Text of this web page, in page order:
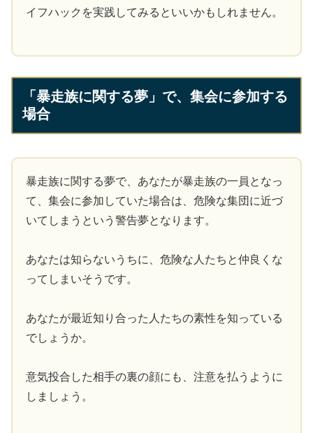
イフハックを実践してみるといいかもしれません。
「暴走族に関する夢」で、集会に参加する
場合
暴走族に関する夢で、あなたが暴走族の一員となっ
て、集会に参加していた場合は、危険な集団に近づ
いてしまうという警告夢となります。
あなたは知らないうちに、危険な人たちと仲良くな
ってしまいそうです。
あなたが最近知り合った人たちの素性を知っている
でしょうか。
意気投合した相手の裏の顔にも、注意を払うように
しましょう。